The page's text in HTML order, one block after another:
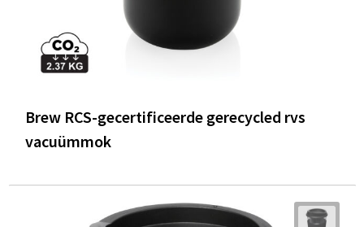
Brew RCS-gecertificeerde gerecycled rvs
vacuümmok